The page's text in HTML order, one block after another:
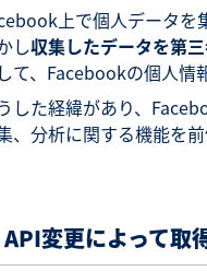
上で個人データを
し収集したデータを第
て、Facebookの個人情
した経緯があり、
、分析に関する機能を
変更によって取